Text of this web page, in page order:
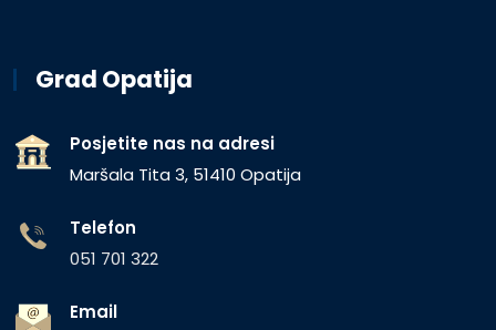
Grad Opatija
Posjetite nas na adresi
Maršala Tita 3, 51410 Opatija
Telefon
051 701 322
Email